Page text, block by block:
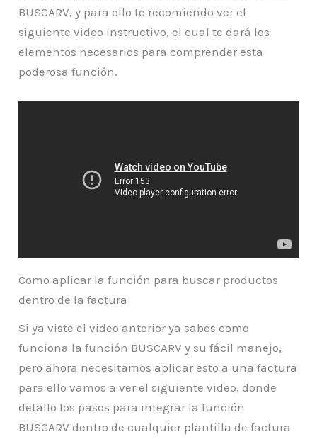
BUSCARV, y para ello te recomiendo ver el
siguiente video instructivo, el cual te dará los
elementos necesarios para comprender esta
poderosa función.
Como aplicar la función para buscar productos
dentro de la factura
Si ya viste el video anterior ya sabes como
funciona la función BUSCARV y su fácil manejo,
pero ahora necesitamos aplicar esto a una factura
para ello vamos a ver el siguiente video, donde
detallo los pasos para integrar la función
BUSCARV dentro de cualquier plantilla de factura